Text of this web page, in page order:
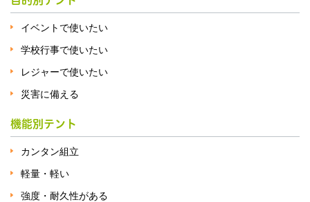
イベントで使いたい
学校行事で使いたい
レジャーで使いたい
災害に備える
機能別テント
カンタン組立
軽量・軽い
強度・耐久性がある